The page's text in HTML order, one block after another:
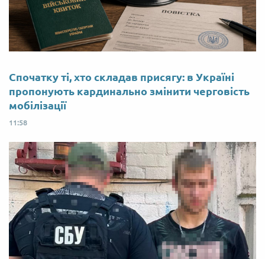
Спочатку ті, хто складав присягу: в Україні
пропонують кардинально змінити черговість
мобілізації
11:58